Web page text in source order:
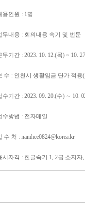
용인원 : 1명
무내용 : 회의내용 속기 및 번문
무기간 : 2023. 10. 12.(목) ~ 10.
수 : 인천시 생활임금 단가 적용
수기간 : 2023. 09. 20.(수) ∼ 10.
수방법 : 전자메일
수 처 : namhee0824@korea.kr
시자격 : 한글속기 1, 2급 소지